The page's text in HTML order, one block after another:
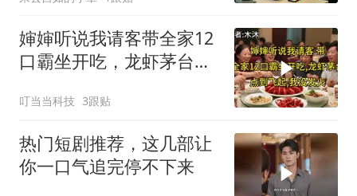
婶婶听说我请客带全家12
口霸坐开吃，龙虾茅台点
叮当当科技 3跟贴
热门短剧推荐，这几部让
你一口气追完停不下来